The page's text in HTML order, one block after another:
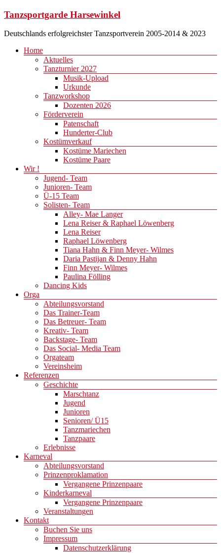
Zum
springen
Tanzsportgarde Harsewinkel
Deutschlands erfolgreichster Tanzsportverein 2005-2014 & 2023
Menü
Home
Aktuelles
Tanzturnier 2027
Musik-Upload
Urkunde
Tanzworkshop
Dozenten 2026
Förderverein
Patenschaft
Hunderter-Club
Kostümverkauf
Kostüme Mariechen
Kostüme Paare
Wir !
Jugend- Team
Junioren- Team
Ü-15 Team
Solisten- Team
Alley- Mae Langer
Lena Reiser & Raphael Löwenberg
Lena Reiser
Raphael Löwenberg
Tiana Hahn & Finn Meyer- Wilmes
Daria Pastijan & Denny Hahn
Finn Meyer- Wilmes
Paulina Fölling
Dancing Kids
Orga
Abteilungsvorstand
Das Trainer-Team
Das Betreuer- Team
Kreativ- Team
Backstage- Team
Das Social- Media Team
Orgateam
Vereinsheim
Referenzen
Geschichte
Marschtanz
Jugend
Junioren
Senioren/ Ü15
Tanzmariechen
Tanzpaare
Erlebnisse
Karneval
Abteilungsvorstand
Prinzenproklamation
Vergangene Prinzenpaare
Kinderkarneval
Vergangene Prinzenpaare
Veranstaltungen
Kontakt
Buchen Sie uns
Impressum
Datenschutzerklärung